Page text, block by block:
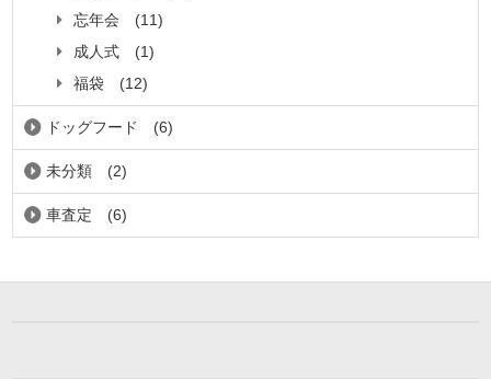
忘年会
(11)
成人式
(1)
福袋
(12)
ドッグフード (6)
未分類 (2)
車査定 (6)